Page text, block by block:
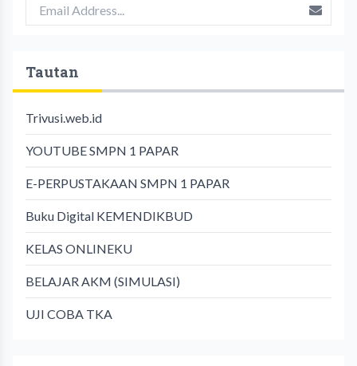
Tautan
Trivusi.web.id
YOUTUBE SMPN 1 PAPAR
E-PERPUSTAKAAN SMPN 1 PAPAR
Buku Digital KEMENDIKBUD
KELAS ONLINEKU
BELAJAR AKM (SIMULASI)
UJI COBA TKA